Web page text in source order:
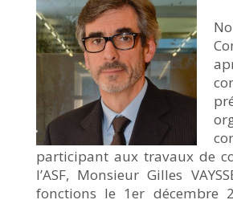
participant aux travaux de
l’ASF, Monsieur Gilles
fonctions le 1er décembre